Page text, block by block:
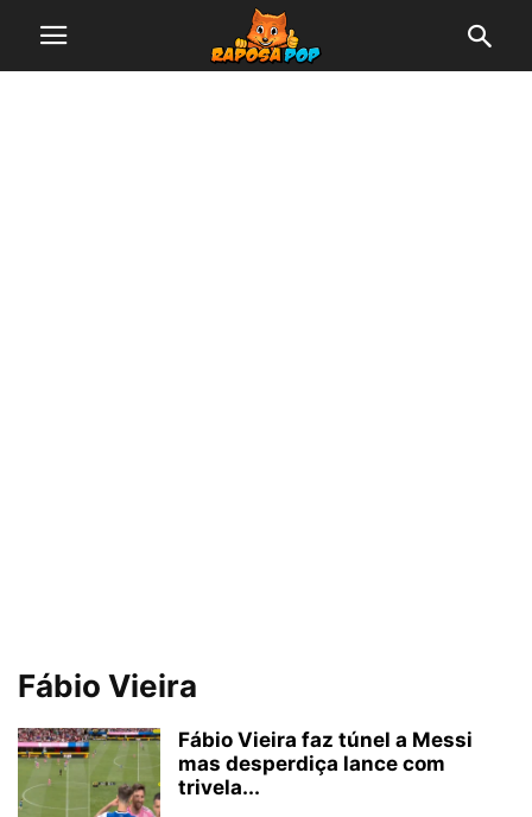
Fábio Vieira
Fábio Vieira faz túnel a Messi
mas desperdiça lance com
trivela...